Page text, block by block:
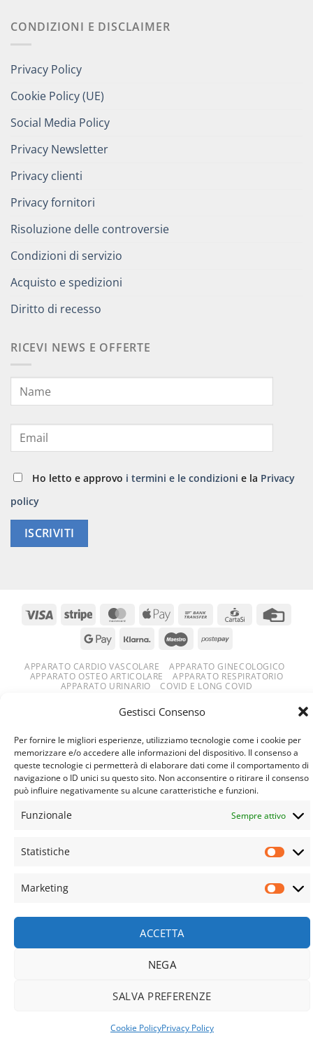
Gestisci Consenso
Per fornire le migliori esperienze, utilizziamo tecnologie come i cookie per
memorizzare e/o accedere alle informazioni del dispositivo. Il consenso a
queste tecnologie ci permetterà di elaborare dati come il comportamento di
navigazione o ID unici su questo sito. Non acconsentire o ritirare il consenso
può influire negativamente su alcune caratteristiche e funzioni.
Funzionale Sempre attivo
Statistiche
Marketing
ACCETTA
NEGA
SALVA PREFERENZE
Cookie PolicyPrivacy Policy
CONDIZIONI E DISCLAIMER
Privacy Policy
Cookie Policy (UE)
Social Media Policy
Privacy Newsletter
Privacy clienti
Privacy fornitori
Risoluzione delle controversie
Condizioni di servizio
Acquisto e spedizioni
Diritto di recesso
RICEVI NEWS E OFFERTE
Ho letto e approvo i termini e le condizioni e la Privacy
policy
ISCRIVITI
APPARATO CARDIO VASCOLARE
APPARATO GINECOLOGICO
APPARATO OSTEO ARTICOLARE
APPARATO RESPIRATORIO
APPARATO URINARIO
COVID E LONG COVID
NUOVE FORMULAZIONI
SISTEMA NERVOSO
SPORT
STOMACO E INTESTINO
© Copyright 2023- 2025 | Farmacia Salus SAS di Portalupi
Pierluisa e C. – P.IVA e C.F. 11589610010 | Tutti I diritti sono
riservati |
Web Design by2026 ©Way Solutions srls